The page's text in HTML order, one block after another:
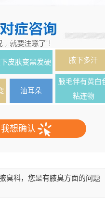
皮肤变黑发硬 腋下多汗
油耳朵
腋毛伴有黄白
粘连物
想确认
臭科，您是有腋臭方面的问题